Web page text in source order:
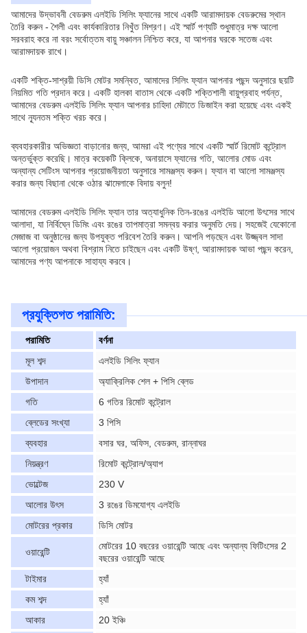
আমাদের উদ্ভাবনী বেডরুম এলইডি সিলিং ফ্যানের সাথে একটি আরামদায়ক বেডরুমের স্থান
তৈরি করুন - শৈলী এবং কার্যকারিতার নিখুঁত মিশ্রণ। এই স্মার্ট পণ্যটি শুধুমাত্র দক্ষ আলো
সরবরাহ করে না বরং সর্বোত্তম বায়ু সঞ্চালন নিশ্চিত করে, যা আপনার ঘরকে সতেজ এবং
আরামদায়ক রাখে।
একটি শক্তি-সাশ্রয়ী ডিসি মোটর সমন্বিত, আমাদের সিলিং ফ্যান আপনার পছন্দ অনুসারে ছয়টি
নিয়মিত গতি প্রদান করে। একটি হালকা বাতাস থেকে একটি শক্তিশালী বায়ুপ্রবাহ পর্যন্ত,
আমাদের বেডরুম এলইডি সিলিং ফ্যান আপনার চাহিদা মেটাতে ডিজাইন করা হয়েছে এবং একই
সাথে ন্যূনতম শক্তি খরচ করে।
ব্যবহারকারীর অভিজ্ঞতা বাড়ানোর জন্য, আমরা এই পণ্যের সাথে একটি স্মার্ট রিমোট কন্ট্রোল
অন্তর্ভুক্ত করেছি। মাত্র কয়েকটি ক্লিকে, অনায়াসে ফ্যানের গতি, আলোর মোড এবং
অন্যান্য সেটিংস আপনার প্রয়োজনীয়তা অনুসারে সামঞ্জস্য করুন। ফ্যান বা আলো সামঞ্জস্য
করার জন্য বিছানা থেকে ওঠার ঝামেলাকে বিদায় বলুন!
আমাদের বেডরুম এলইডি সিলিং ফ্যান তার অত্যাধুনিক তিন-রঙের এলইডি আলো উৎসের সাথে
আলাদা, যা নির্বিঘ্নে ডিমিং এবং রঙের তাপমাত্রা সমন্বয় করার অনুমতি দেয়। সহজেই যেকোনো
মেজাজ বা অনুষ্ঠানের জন্য উপযুক্ত পরিবেশ তৈরি করুন। আপনি পড়ছেন এবং উজ্জ্বল সাদা
আলো প্রয়োজন অথবা বিশ্রাম নিতে চাইছেন এবং একটি উষ্ণ, আরামদায়ক আভা পছন্দ করেন,
আমাদের পণ্য আপনাকে সাহায্য করবে।
প্রযুক্তিগত পরামিতি:
পরামিতি
বর্ণনা
মূল শব্দ
এলইডি সিলিং ফ্যান
উপাদান
অ্যাক্রিলিক শেল + পিসি ব্লেড
গতি
6 গতির রিমোট কন্ট্রোল
ব্লেডের সংখ্যা
3 পিসি
ব্যবহার
বসার ঘর, অফিস, বেডরুম, রান্নাঘর
নিয়ন্ত্রণ
রিমোট কন্ট্রোল/অ্যাপ
ভোল্টেজ
230 V
আলোর উৎস
3 রঙের ডিমযোগ্য এলইডি
মোটরের প্রকার
ডিসি মোটর
ওয়ারেন্টি
মোটরের 10 বছরের ওয়ারেন্টি আছে এবং অন্যান্য ফিটিংসের 2
বছরের ওয়ারেন্টি আছে
টাইমার
হ্যাঁ
কম শব্দ
হ্যাঁ
আকার
20 ইঞ্চি